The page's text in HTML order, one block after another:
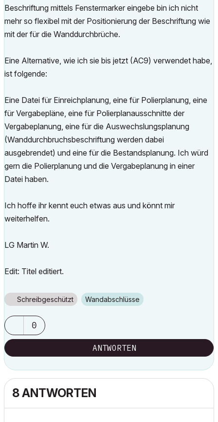
Beschriftung mittels Fenstermarker eingebe bin ich nicht
mehr so flexibel mit der Positionierung der Beschriftung wie
mit der für die Wanddurchbrüche.
Eine Alternative, wie ich sie bis jetzt (AC9) verwendet habe,
ist folgende:
Eine Datei für Einreichplanung, eine für Polierplanung, eine
für Vergabepläne, eine für Polierplanausschnitte der
Vergabeplanung, eine für die Auswechslungsplanung
(Wanddurchbruchsbeschriftung werden dabei
ausgebrendet) und eine für die Bestandsplanung. Ich würd
gern die Polierplanung und die Vergabeplanung in einer
Datei haben.
Ich hoffe ihr kennt euch etwas aus und könnt mir
weiterhelfen.
LG Martin W.
Edit: Titel editiert.
Schreibgeschützt Wandabschlüsse
0
ANTWORTEN
8 ANTWORTEN